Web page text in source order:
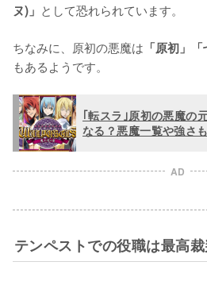
ヌ)」 として恐れられています。
ちなみに、原初の悪魔は 「原初」「
もあるようです。
｢転スラ｣原初の悪魔の
なる？悪魔一覧や強さ
AD
テンペストでの役職は最高